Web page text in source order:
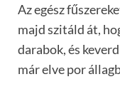
Az egész
majd szitáld át,
darabok, és
már elve por